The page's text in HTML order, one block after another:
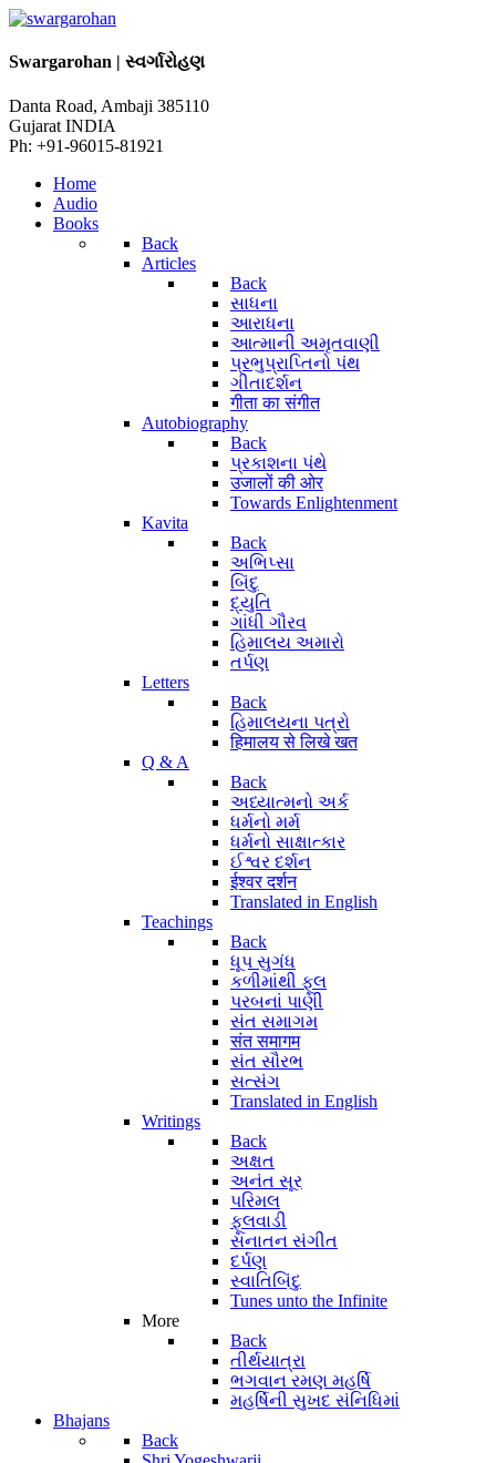
Swargarohan | સ્વર્ગારોહણ
Danta Road, Ambaji 385110
Gujarat INDIA
Ph: +91-96015-81921
Home
Audio
Books
Back
Articles
Back
સાધના
આરાધના
આત્માની અમૃતવાણી
પ્રભુપ્રાપ્તિનો પંથ
ગીતાદર્શન
गीता का संगीत
Autobiography
Back
પ્રકાશના પંથે
उजालों की ओर
Towards Enlightenment
Kavita
Back
અભિપ્સા
બિંદુ
દ્યુતિ
ગાંધી ગૌરવ
હિમાલય અમારો
તર્પણ
Letters
Back
હિમાલયના પત્રો
हिमालय से लिखे खत
Q & A
Back
અધ્યાત્મનો અર્ક
ધર્મનો મર્મ
ધર્મનો સાક્ષાત્કાર
ઈશ્વર દર્શન
ईश्वर दर्शन
Translated in English
Teachings
Back
ધૂપ સુગંધ
કળીમાંથી ફૂલ
પરબનાં પાણી
સંત સમાગમ
संत समागम
સંત સૌરભ
સત્સંગ
Translated in English
Writings
Back
અક્ષત
અનંત સૂર
પરિમલ
ફૂલવાડી
સનાતન સંગીત
દર્પણ
સ્વાતિબિંદુ
Tunes unto the Infinite
More
Back
તીર્થયાત્રા
ભગવાન રમણ મહર્ષિ
મહર્ષિની સુખદ સંનિધિમાં
Bhajans
Back